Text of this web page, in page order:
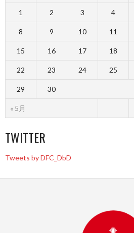
« 5月
1 2 3 4
8 9 10 11
15 16 17 18
22 23 24 25
29 30
TWITTER
Tweets by DFC_DbD